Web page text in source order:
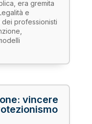
era gremita
e
professionisti
vincere